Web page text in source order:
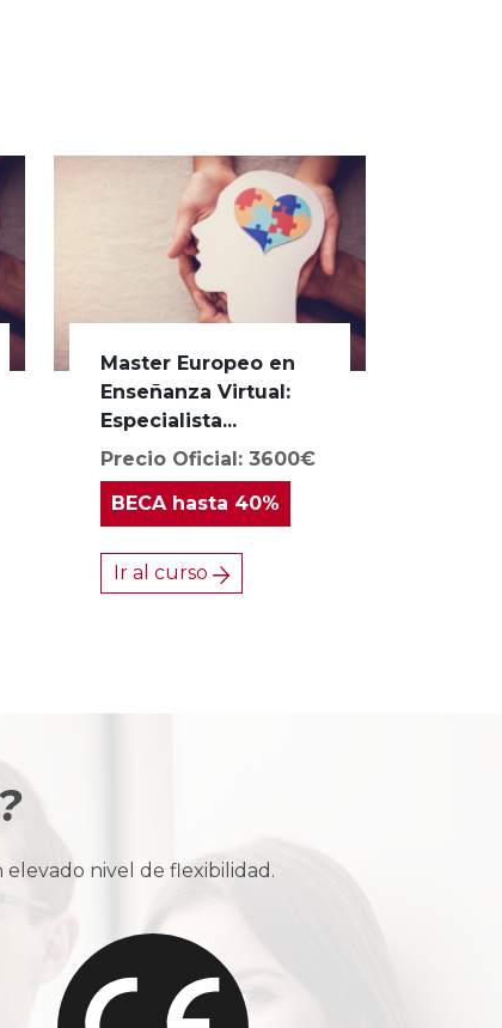
Master Europeo en
Enseñanza Virtual:
Especialista...
Precio Oficial: 3600€
BECAhasta 40%
Ir al curso
elevado nivel de flexibilidad.